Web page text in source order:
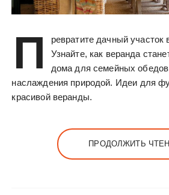
П
ревратите дачный участок
Узнайте, как веранда
дома для семейных
наслаждения природой. Идеи для
красивой веранды.
ПРОДОЛЖИТЬ